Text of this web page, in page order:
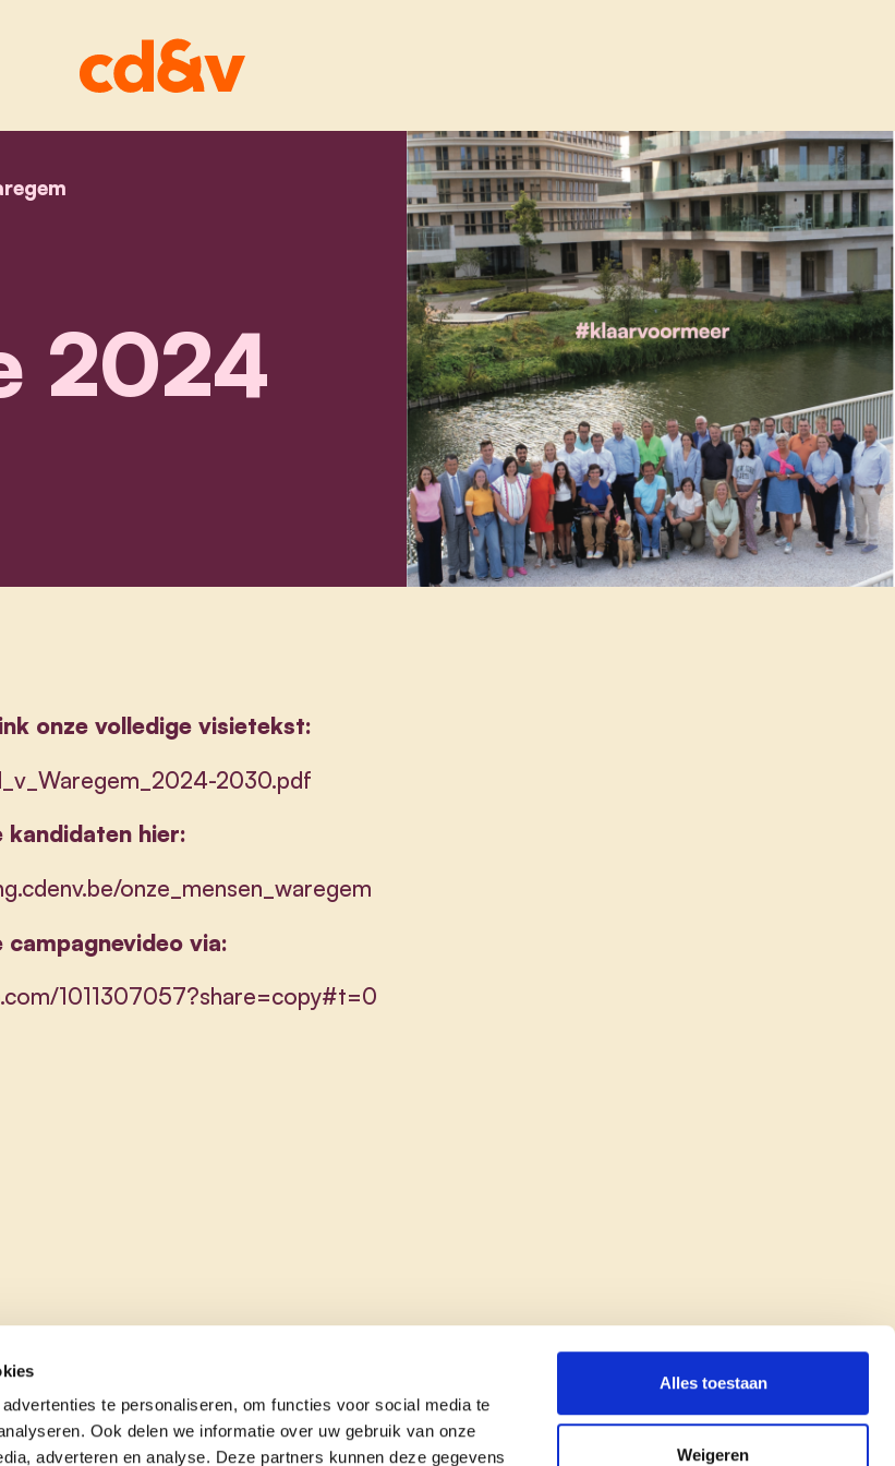
te personaliseren, om functies voor social media te
Ook delen we informatie over uw gebruik van onze
adverteren en analyse. Deze partners kunnen deze gegevens
Alles toestaan
Weigeren
2024
2024
onze volledige visietekst:
2030.pdf
kandidaten hier:
onze_mensen_waregem
campagnevideo via:
1011307057?share=copy#t=0